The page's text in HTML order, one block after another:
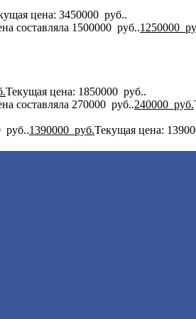
цена: 3450000 руб..
составляла 1500000 руб..1250000
Текущая цена: 1850000 руб..
составляла 270000 руб..240000 руб.
руб..1390000 руб.Текущая цена: